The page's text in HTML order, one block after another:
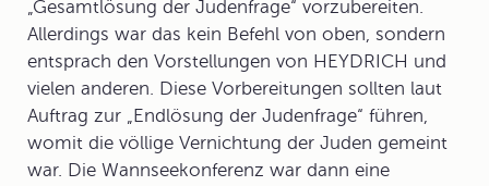
„Gesamtlösung der Judenfrage“ vorzubereiten.
Allerdings war das kein Befehl von oben, sondern
entsprach den Vorstellungen von HEYDRICH und
vielen anderen. Diese Vorbereitungen sollten laut
Auftrag zur „Endlösung der Judenfrage“ führen,
womit die völlige Vernichtung der Juden gemeint
war. Die Wannseekonferenz war dann eine